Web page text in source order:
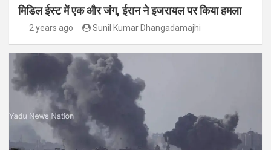
मिडिल ईस्ट में एक और जंग, ईरान ने इजरायल पर किया हमला
2 years ago Sunil Kumar Dhangadamajhi